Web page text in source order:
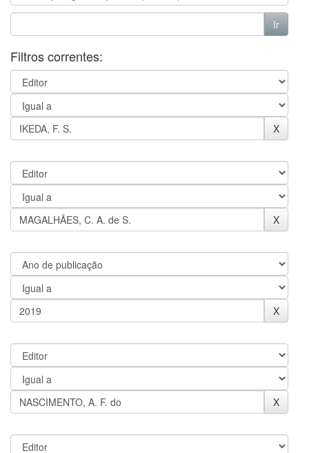
Filtros correntes: